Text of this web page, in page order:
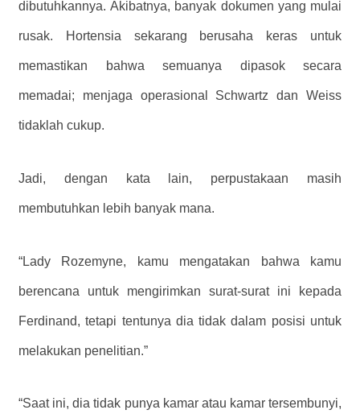
dibutuhkannya. Akibatnya, banyak dokumen yang mulai
rusak. Hortensia sekarang berusaha keras untuk
memastikan bahwa semuanya dipasok secara
memadai; menjaga operasional Schwartz dan Weiss
tidaklah cukup.
Jadi, dengan kata lain, perpustakaan masih
membutuhkan lebih banyak mana.
“Lady Rozemyne, kamu mengatakan bahwa kamu
berencana untuk mengirimkan surat-surat ini kepada
Ferdinand, tetapi tentunya dia tidak dalam posisi untuk
melakukan penelitian.”
“Saat ini, dia tidak punya kamar atau kamar tersembunyi,